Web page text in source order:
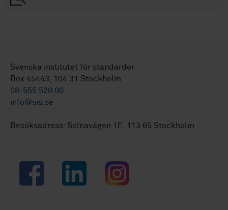
Svenska institutet för standarder
Box 45443, 104 31 Stockholm
08-555 520 00
info@sis.se
Besöksadress: Solnavägen 1E, 113 65 Stockholm
Facebook LinkedIn Instagram